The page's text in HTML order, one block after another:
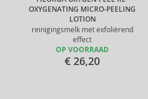
OXYGENATING MICRO-PEELING
LOTION
reinigingsmelk met exfoliërend
effect
OP VOORRAAD
€ 26,20